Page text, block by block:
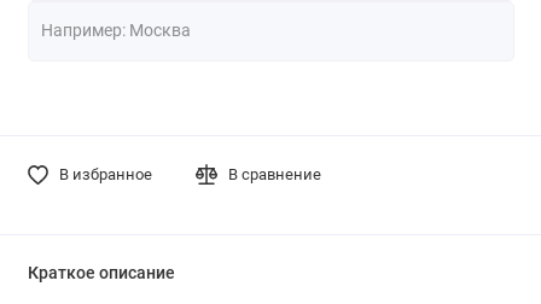
В избранное В сравнение
Краткое описание